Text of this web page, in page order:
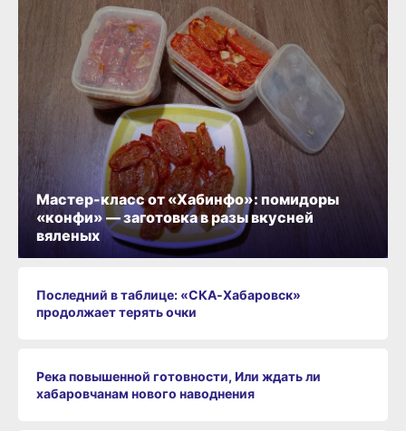
Последний в таблице: «СКА‑Хабаровск»
продолжает терять очки
Река повышенной готовности, Или ждать ли
хабаровчанам нового наводнения
Мастер-класс от «Хабинфо»: помидоры
«конфи» — заготовка в разы вкусней
вяленых